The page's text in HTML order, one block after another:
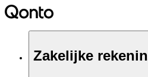
Zakelijke